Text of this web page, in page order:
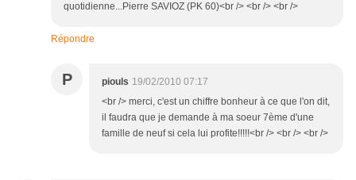
quotidienne...Pierre SAVIOZ (PK 60)<br /> <br /> <br />
Répondre
P piouls 19/02/2010 07:17
<br /> merci, c'est un chiffre bonheur à ce que l'on dit,
il faudra que je demande à ma soeur 7ème d'une
famille de neuf si cela lui profite!!!!!<br /> <br /> <br />